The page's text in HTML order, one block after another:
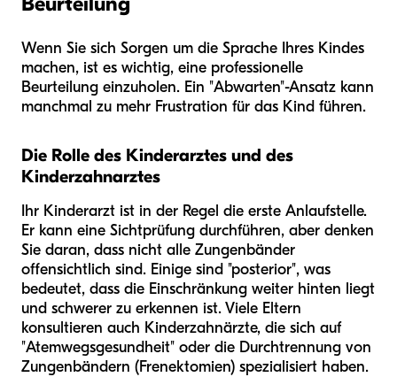
Wenn Sie sich Sorgen um die Sprache Ihres Kindes
machen, ist es wichtig, eine professionelle
Beurteilung einzuholen. Ein "Abwarten"-Ansatz kann
manchmal zu mehr Frustration für das Kind führen.
Die Rolle des Kinderarztes und des
Kinderzahnarztes
Ihr Kinderarzt ist in der Regel die erste Anlaufstelle.
Er kann eine Sichtprüfung durchführen, aber denken
Sie daran, dass nicht alle Zungenbänder
offensichtlich sind. Einige sind "posterior", was
bedeutet, dass die Einschränkung weiter hinten liegt
und schwerer zu erkennen ist. Viele Eltern
konsultieren auch Kinderzahnärzte, die sich auf
"Atemwegsgesundheit" oder die Durchtrennung von
Zungenbändern (Frenektomien) spezialisiert haben.